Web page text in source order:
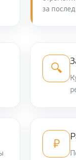
890 руб
440 руб
890 руб
за
🔍
₽